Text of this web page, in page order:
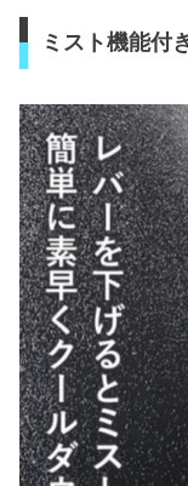
ミスト機能付